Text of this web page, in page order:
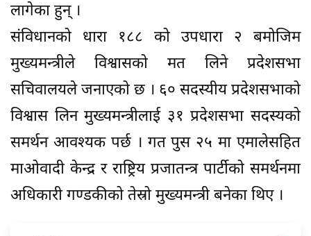
लागेका हुन् ।
संविधानको धारा १८८ को उपधारा २ बमोजिम
मुख्यमन्त्रीले विश्वासको मत लिने प्रदेशसभा
सचिवालयले जनाएको छ । ६० सदस्यीय प्रदेशसभाको
विश्वास लिन मुख्यमन्त्रीलाई ३१ प्रदेशसभा सदस्यको
समर्थन आवश्यक पर्छ । गत पुस २५ मा एमालेसहित
माओवादी केन्द्र र राष्ट्रिय प्रजातन्त्र पार्टीको समर्थनमा
अधिकारी गण्डकीको तेस्रो मुख्यमन्त्री बनेका थिए ।